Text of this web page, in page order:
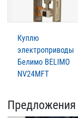
Куплю
электроприводы
Белимо BELIMO
NV24MFT
Предложения